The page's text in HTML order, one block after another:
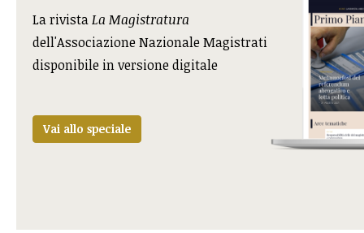
La rivistaLa Magistratura
dell'Associazione Nazionale Magistrati
disponibile in versione digitale
Vai allo speciale